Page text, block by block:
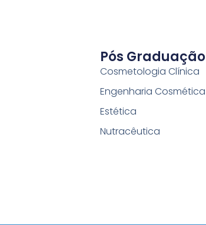
Pós Graduação
Cosmetologia Clínica
Engenharia Cosmética
Estética
Nutracêutica